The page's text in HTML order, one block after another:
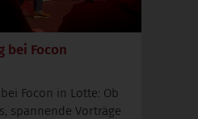
bei Focon
Focon in Lotte: Ob
spannende Vorträge